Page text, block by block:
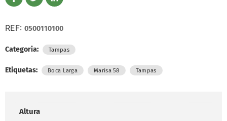
REF: 0500110100
Categoria: Tampas
Etiquetas: Boca Larga Marisa 58 , Tampas
Altura